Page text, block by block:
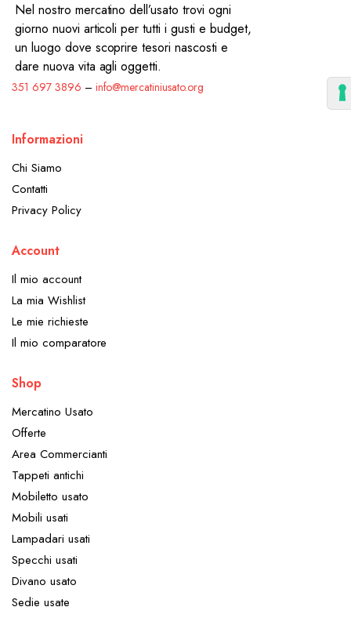
Nel nostro mercatino dell’usato trovi ogni
giorno nuovi articoli per tutti i gusti e budget,
un luogo dove scoprire tesori nascosti e
dare nuova vita agli oggetti.
351 697 3896 – info@mercatiniusato.org
Informazioni
Chi Siamo
Contatti
Privacy Policy
Account
Il mio account
La mia Wishlist
Le mie richieste
Il mio comparatore
Shop
Mercatino Usato
Offerte
Area Commercianti
Tappeti antichi
Mobiletto usato
Mobili usati
Lampadari usati
Specchi usati
Divano usato
Sedie usate